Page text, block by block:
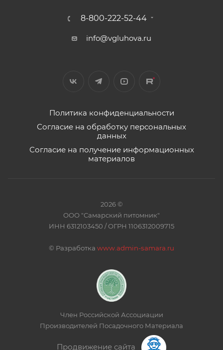
8-800-222-52-44
info@vgluhova.ru
Политика конфиденциальности
Согласие на обработку персональных
данных
Согласие на получение информационных
материалов
2026 ©
ООО "Самарский питомник"
ИНН 6312103450 / ОГРН 1106312009715
© Разработка www.admin-samara.ru
Член Российской Ассоциации
Производителей Посадочного Материала
Продвижение сайта